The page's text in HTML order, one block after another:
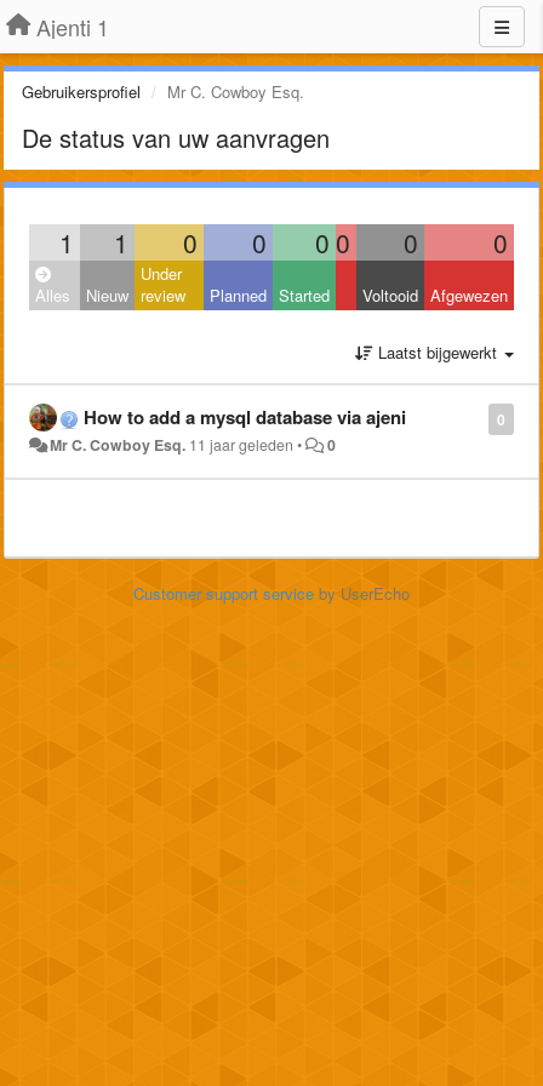
Ajenti 1
Gebruikersprofiel Mr C. Cowboy Esq.
De status van uw aanvragen
1 1 0 0 0 0 0 0
Alles Nieuw
Under
review
Planned Started Voltooid Afgewezen
Laatst bijgewerkt
0
How to add a mysql database via ajeni
Mr C. Cowboy Esq. 11 jaar geleden • 0
Customer support service by UserEcho